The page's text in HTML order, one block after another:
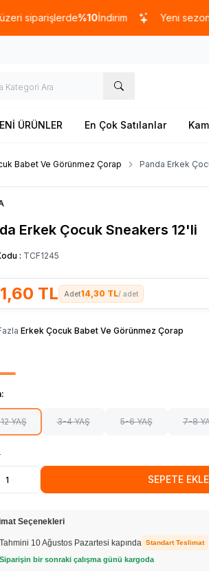
%10İndirim Yeni sezon
ÜRÜNLER En Çok Satılanlar
Babet Ve Görünmez Çorap Panda Erkek
Erkek Çocuk Sneakers 12'li
: TCF1245
TL 14,30 TL/ adet
Erkek Çocuk Babet Ve Görünmez Çorap
YAŞ 3-4 YAŞ 5-6 YAŞ 7-8
SEPETE EKLE
Seçenekleri
Tahmini 10 Ağustos Pazartesi kapında Standart Teslimat
Siparişin bir sonraki çalışma günü kargoda